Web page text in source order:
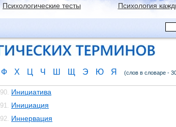
Психологические тесты Психология
Ф Х Ц Ч Ш Щ Э Ю Я (слов в словаре -
90. Инициатива
91. Инициация
92. Иннервация